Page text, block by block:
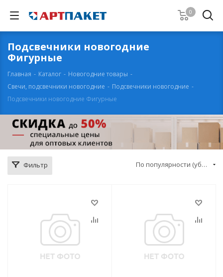
0
Подсвечники новогодние
Фигурные
Главная - Каталог - Новогодние товары -
Свечи, подсвечники новогодние - Подсвечники новогодние -
Подсвечники новогодние Фигурные
Фильтр По популярности (убывание)